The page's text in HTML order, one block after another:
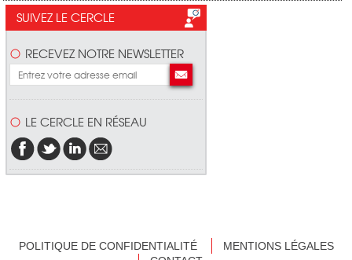
SUIVEZ LE CERCLE
RECEVEZ NOTRE NEWSLETTER
LE CERCLE EN RÉSEAU
POLITIQUE DE CONFIDENTIALITÉ
MENTIONS LÉGALES